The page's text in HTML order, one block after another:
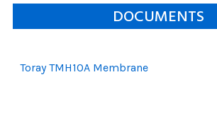
DOCUMENTS
Toray TMH10A Membrane